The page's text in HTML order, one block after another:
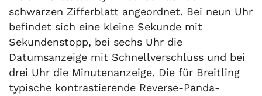
schwarzen Zifferblatt angeordnet. Bei neun Uhr
befindet sich eine kleine Sekunde mit
Sekundenstopp, bei sechs Uhr die
Datumsanzeige mit Schnellverschluss und bei
drei Uhr die Minutenanzeige. Die für Breitling
typische kontrastierende Reverse-Panda-